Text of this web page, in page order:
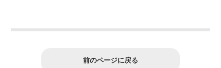
前のページに戻る